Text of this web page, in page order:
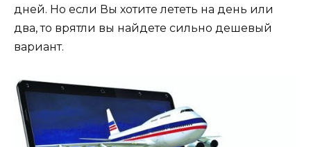
дней. Но если Вы хотите лететь на день или
два, то врятли вы найдете сильно дешевый
вариант.